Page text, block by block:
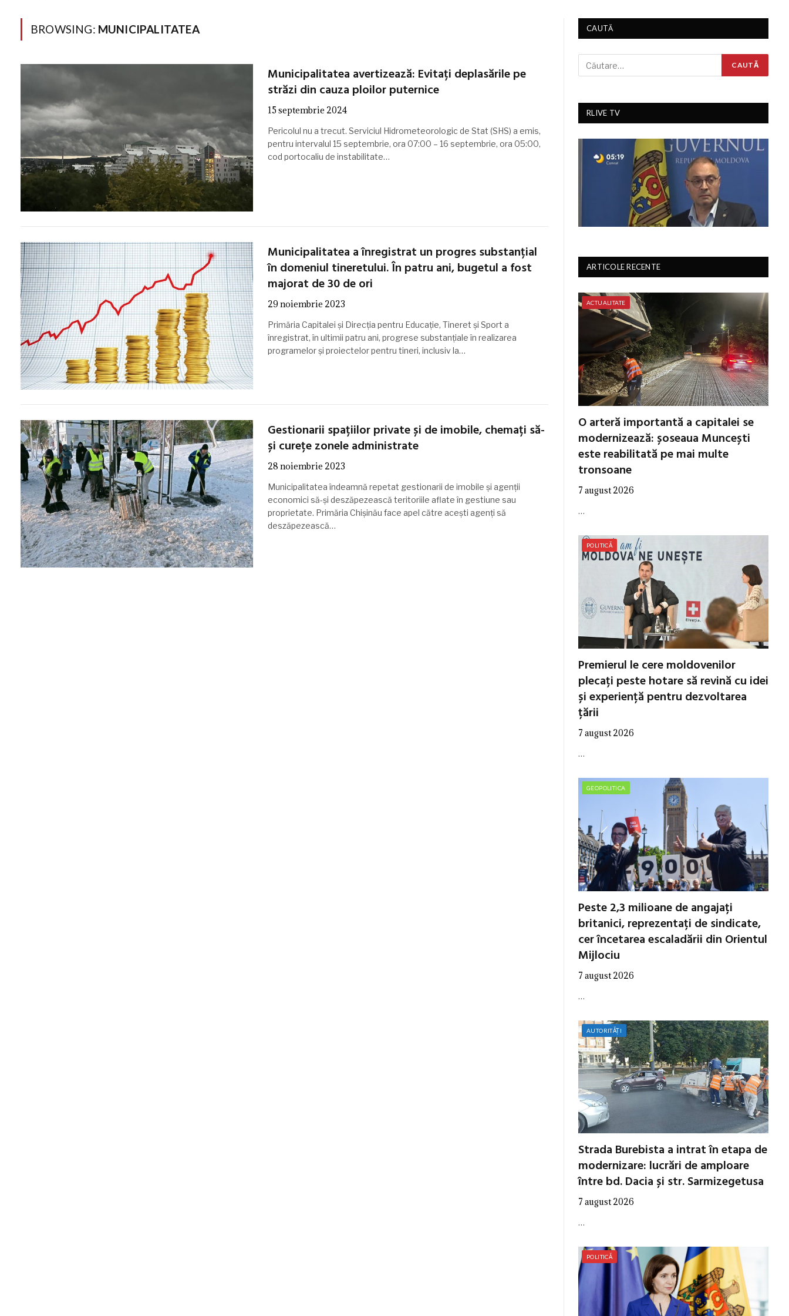
BROWSING: MUNICIPALITATEA
Municipalitatea avertizează: Evitați deplasările pe
străzi din cauza ploilor puternice
15 septembrie 2024
Pericolul nu a trecut. Serviciul Hidrometeorologic de Stat (SHS) a emis,
pentru intervalul 15 septembrie, ora 07:00 – 16 septembrie, ora 05:00,
cod portocaliu de instabilitate…
Municipalitatea a înregistrat un progres substanțial
în domeniul tineretului. În patru ani, bugetul a fost
majorat de 30 de ori
29 noiembrie 2023
Primăria Capitalei și Direcția pentru Educație, Tineret și Sport a
înregistrat, în ultimii patru ani, progrese substanțiale în realizarea
programelor și proiectelor pentru tineri, inclusiv la…
Gestionarii spațiilor private și de imobile, chemați să-
și curețe zonele administrate
28 noiembrie 2023
Municipalitatea îndeamnă repetat gestionarii de imobile și agenții
economici să-și deszăpezească teritoriile aflate în gestiune sau
proprietate. Primăria Chișinău face apel către acești agenți să
deszăpezească…
CAUTĂ
RLIVE TV
ARTICOLE RECENTE
ACTUALITATE
O arteră importantă a capitalei se
modernizează: șoseaua Muncești
este reabilitată pe mai multe
tronsoane
7 august 2026
…
POLITICĂ
Premierul le cere moldovenilor
plecați peste hotare să revină cu idei
și experiență pentru dezvoltarea
țării
7 august 2026
…
GEOPOLITICA
Peste 2,3 milioane de angajați
britanici, reprezentați de sindicate,
cer încetarea escaladării din Orientul
Mijlociu
7 august 2026
…
AUTORITĂȚI
Strada Burebista a intrat în etapa de
modernizare: lucrări de amploare
între bd. Dacia și str. Sarmizegetusa
7 august 2026
…
POLITICĂ